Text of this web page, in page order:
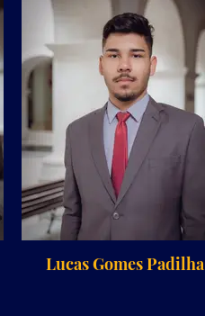
Lucas Gomes Padilha